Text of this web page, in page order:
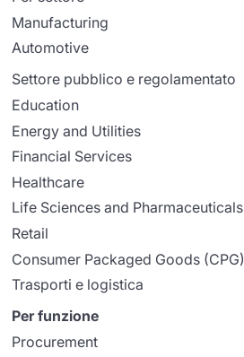
Manufacturing
Automotive
Settore pubblico e regolamentato
Education
Energy and Utilities
Financial Services
Healthcare
Life Sciences and Pharmaceuticals
Retail
Consumer Packaged Goods (CPG)
Trasporti e logistica
Per funzione
Procurement